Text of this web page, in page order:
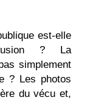
est-elle
? La
simplement
? Les photos
du vécu et,